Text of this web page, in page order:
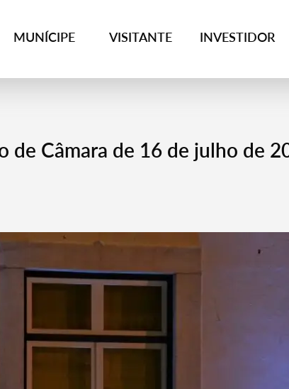
MUNÍCIPE VISITANTE INVESTIDOR
de Câmara de 16 de julho de